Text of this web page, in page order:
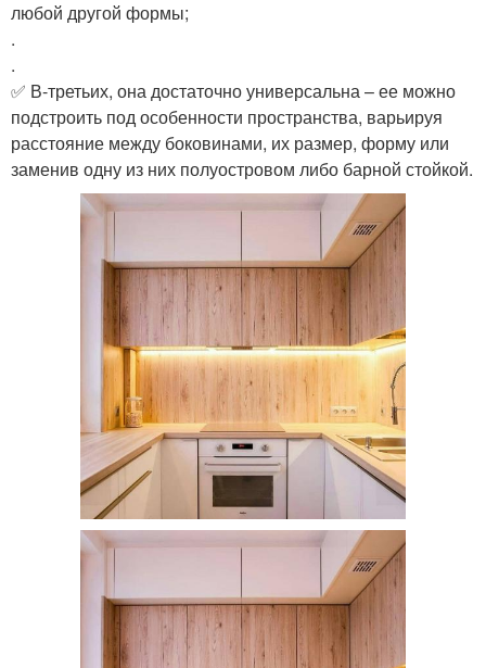
любой другой формы;
.
.
✅ В-третьих, она достаточно универсальна – ее можно
подстроить под особенности пространства, варьируя
расстояние между боковинами, их размер, форму или
заменив одну из них полуостровом либо барной стойкой.